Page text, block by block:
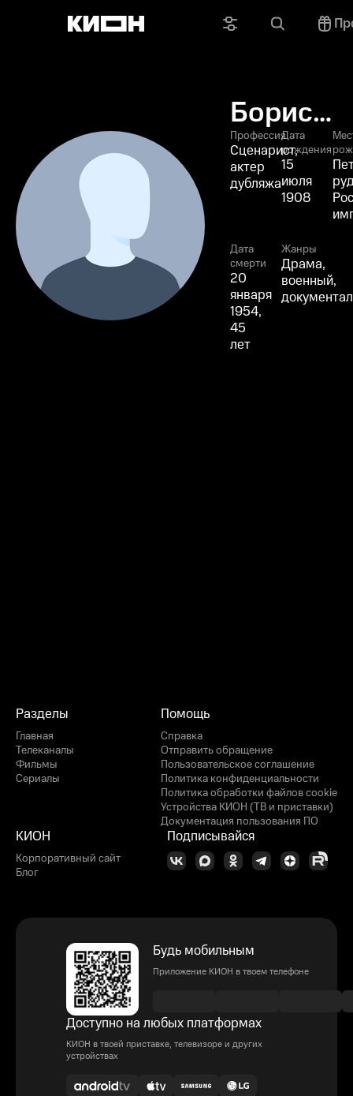
Борис
Горбатов
Профессия
Сценарист,
актер
дубляжа
Дата
рождения
15
июля
1908
Дата
смерти
20
января
1954,
45
лет
Жанры
Драма,
военный,
Разделы
Главная
Телеканалы
Фильмы
Сериалы
Помощь
Справка
Отправить обращение
Пользовательское соглашение
Политика конфиденциальности
Политика обработки файлов cookie
Устройства КИОН (ТВ и приставки)
Документация пользования ПО
КИОН
Корпоративный сайт
Блог
Подписывайся
Будь мобильным
Приложение КИОН в твоем телефоне
Доступно на любых платформах
КИОН в твоей приставке, телевизоре и других
устройствах